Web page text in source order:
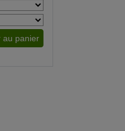
au panier